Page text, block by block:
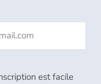
est facile